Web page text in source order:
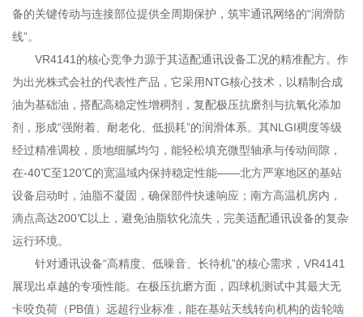
q1508@126.COM
深圳市南山区前海路振业国际商务中心21楼2102
备的关键传动与连接部位提供全周期保护，筑牢通讯网络的“润滑防
线”。
VR4141的核心竞争力源于其适配通讯设备工况的精准配方。作
为出光株式会社的代表性产品，它采用NTG核心技术，以精制合成
油为基础油，搭配高稳定性增稠剂，复配极压抗磨剂与抗氧化添加
剂，形成“强附着、耐老化、低损耗”的润滑体系。其NLGI稠度等级
经过精准调校，质地细腻均匀，能轻松填充微型轴承与传动间隙，
在-40℃至120℃的宽温域内保持稳定性能——北方严寒地区的基站
设备启动时，油脂不凝固，确保部件快速响应；南方高温机房内，
滴点高达200℃以上，避免油脂软化流失，完美适配通讯设备的复杂
运行环境。
针对通讯设备“高精度、低噪音、长待机”的核心需求，VR4141
展现出卓越的专项性能。在极压抗磨方面，四球机测试中其最大无
卡咬负荷（PB值）远超行业标准，能在基站天线转向机构的齿轮啮